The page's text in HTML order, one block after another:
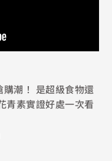
購潮！ 是超級食物還
青素實證好處一次看